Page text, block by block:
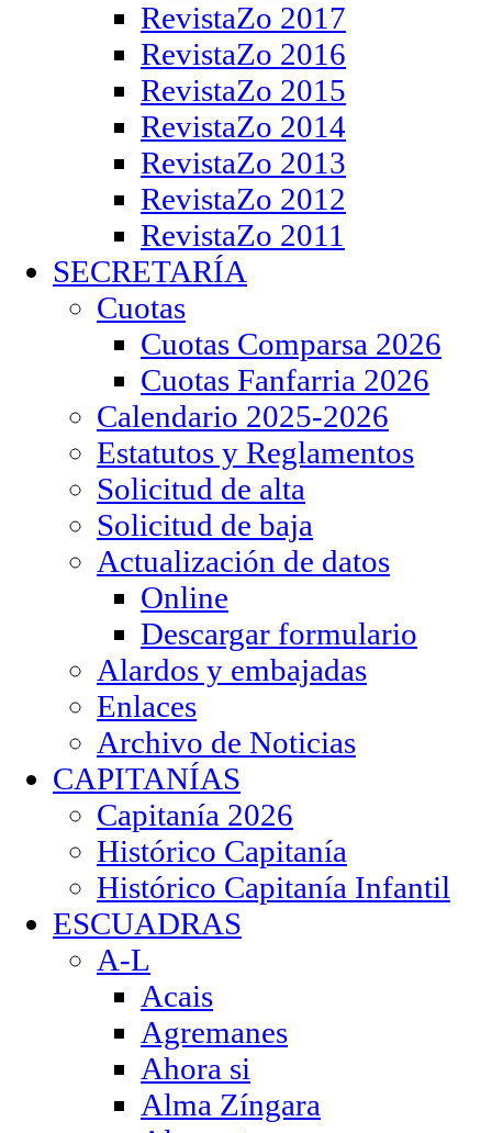
RevistaZo 2017
RevistaZo 2016
RevistaZo 2015
RevistaZo 2014
RevistaZo 2013
RevistaZo 2012
RevistaZo 2011
SECRETARÍA
Cuotas
Cuotas Comparsa 2026
Cuotas Fanfarria 2026
Calendario 2025-2026
Estatutos y Reglamentos
Solicitud de alta
Solicitud de baja
Actualización de datos
Online
Descargar formulario
Alardos y embajadas
Enlaces
Archivo de Noticias
CAPITANÍAS
Capitanía 2026
Histórico Capitanía
Histórico Capitanía Infantil
ESCUADRAS
A-L
Acais
Agremanes
Ahora si
Alma Zíngara